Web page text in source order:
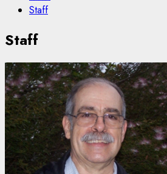
Staff
Staff